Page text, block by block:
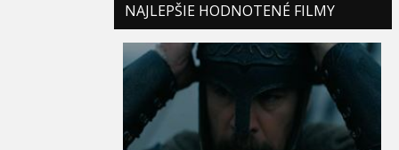
NAJLEPŠIE HODNOTENÉ FILMY